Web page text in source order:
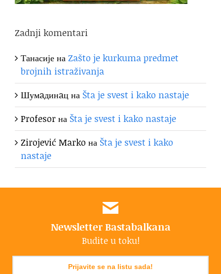
Zadnji komentari
ТанасијенаZašto je kurkuma predmet
brojnih istraživanja
Шумaдинaцна Šta je svest i kako nastaje
Profesorна Šta je svest i kako nastaje
Zirojević Marko на Šta je svest i kako
nastaje
Newsletter Bastabalkana
Budite u toku!
Prijavite se na listu sada!